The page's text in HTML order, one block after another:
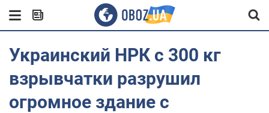
Украинский НРК с 300 кг
взрывчатки разрушил
огромное здание с